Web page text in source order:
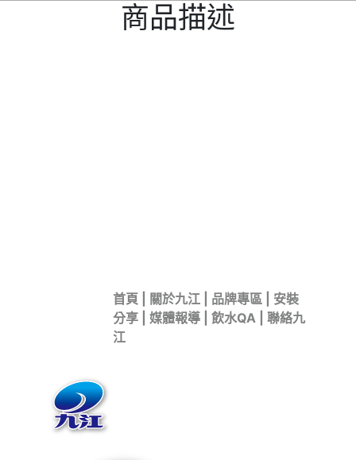
商品描述
首頁 關於九江 品牌專區
安裝
分享
媒體報導 飲水QA
聯絡九
江